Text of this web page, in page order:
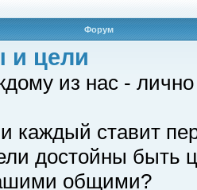
Форум
цели
из нас -
каждый ставит
достойны быть
общими?